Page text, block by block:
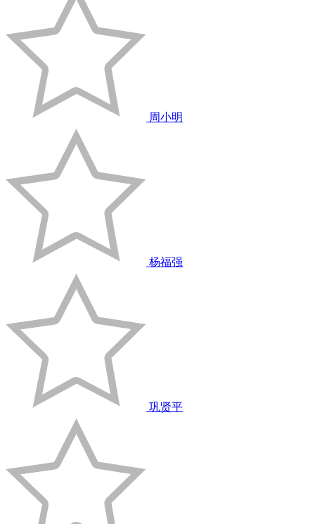
周小明
杨福强
巩贤平